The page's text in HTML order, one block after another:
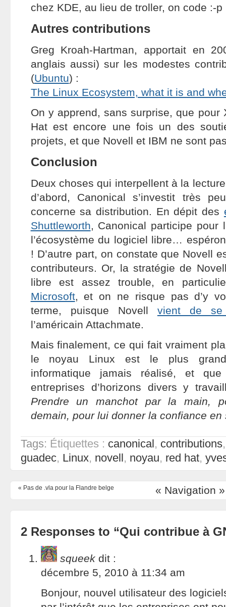
chez KDE, au lieu de troller, on code :-p
Autres contributions
Greg Kroah-Hartman, apportait en
anglais aussi) sur les modestes
(Ubuntu) :
The Linux Ecosystem, what it is and
On y apprend, sans surprise, que pour
Hat est encore une fois un des
projets, et que Novell et IBM ne sont
Conclusion
Deux choses qui interpellent à la
d’abord, Canonical s’investit très
concerne sa distribution. En dépit des
Shuttleworth, Canonical participe pour
l’écosystème du logiciel libre…
! D’autre part, on constate que Novell
contributeurs. Or, la stratégie de
libre est assez trouble, en
Microsoft, et on ne risque pas d’y
terme, puisque Novell vient de se
l’américain Attachmate.
Mais finalement, ce qui fait vraiment
le noyau Linux est le plus grand
informatique jamais réalisé, et
entreprises d’horizons divers y
Prendre un manchot par la main,
demain, pour lui donner la confiance
Tags: Étiquettes : canonical , contributions
guadec, Linux, novell , noyau, red hat,
« Pas de .vla pour la Flandre belge « Navigation »
2 Responses to “Qui contribue à
squeek dit :
décembre 5, 2010 à 11:34 am
Bonjour, nouvel utilisateur des